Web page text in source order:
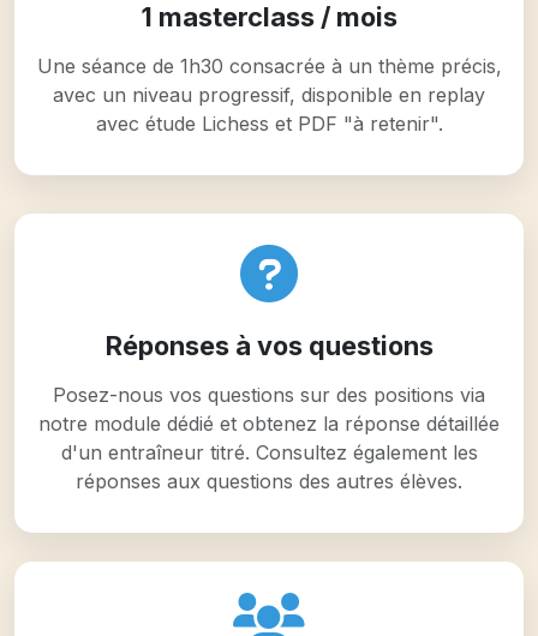
1 masterclass / mois
Une séance de 1h30 consacrée à un thème précis,
avec un niveau progressif, disponible en replay
avec étude Lichess et PDF "à retenir".
Réponses à vos questions
Posez-nous vos questions sur des positions via
notre module dédié et obtenez la réponse détaillée
d'un entraîneur titré. Consultez également les
réponses aux questions des autres élèves.